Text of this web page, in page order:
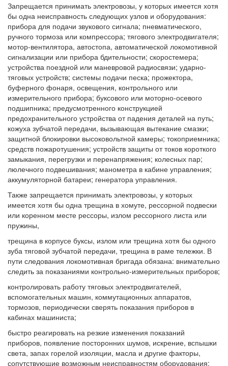
Запрещается принимать электровозы, у которых имеется хотя
бы одна неисправность следующих узлов и оборудования:
прибора для подачи звукового сигнала; пневматического,
ручного тормоза или компрессора; тягового электродвигателя;
мотор-вентилятора, автостопа, автоматической локомотивной
сигнализации или прибора бдительности; скоростемера;
устройства поездной или маневровой радиосвязи; ударно-
тяговых устройств; системы подачи песка; прожектора,
буферного фонаря, освещения, контрольного или
измерительного прибора; буксового или моторно-осевого
подшипника; предусмотренного конструкцией
предохранительного устройства от падения деталей на путь;
кожуха зубчатой передачи, вызывающая вытекание смазки;
защитной блокировки высоковольтной камеры; токоприемника;
средств пожаротушения; устройств защиты от токов короткого
замыкания, перегрузки и перенапряжения; колесных пар;
люлечного подвешивания; манометра в кабине управления;
аккумуляторной батареи; генератора управления.
Также запрещается принимать электровозы, у которых
имеется хотя бы одна трещина в хомуте, рессорной подвески
или коренном месте рессоры, излом рессорного листа или
пружины,
трещина в корпусе буксы, излом или трещина хотя бы одного
зуба тяговой зубчатой передачи, трещина в раме тележки. В
пути следования локомотивная бригада обязана: внимательно
следить за показаниями контрольно-измерительных приборов;
контролировать работу тяговых электродвигателей,
вспомогательных машин, коммутационных аппаратов,
тормозов, периодически сверять показания приборов в
кабинах машиниста;
быстро реагировать на резкие изменения показаний
приборов, появление посторонних шумов, искрение, вспышки
света, запах горелой изоляции, масла и другие факторы,
сопутствующие возможным неисправностям оборудования;